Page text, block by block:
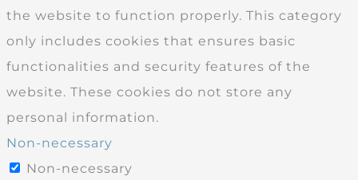
the website to function properly. This category
only includes cookies that ensures basic
functionalities and security features of the
website. These cookies do not store any
personal information.
Non-necessary
Non-necessary